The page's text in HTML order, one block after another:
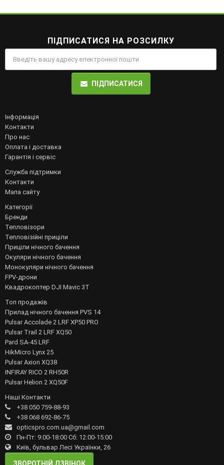
ПІДПИСАТИСЯ НА РОЗСИЛКУ
ПІДПИСАТИСЯ
Інформація
Контакти
Про нас
Оплата і доставка
Гарантія і сервіс
Служба підтримки
Контакти
Мапа сайту
Категорії
Бренди
Тепловізори
Тепловізійні приціли
Приціли нічного бачення
Окуляри нічного бачення
Монокуляри нічного бачення
FPV-дрони
Квадрокоптер DJI Mavic 3T
Топ продажів
Прилад нічного бачення PVS 14
Pulsar Accolade 2 LRF XP50 PRO
Pulsar Trail 2 LRF XQ50
Pard SA-45 LRF
HikMicro Lynx 25
Pulsar Axion XQ38
INFIRAY RICO 2 RH50R
Pulsar Helion 2 XQ50F
Наші Контакти
+38 050 759-88-93
+38 068 692-86-75
opticspro.com.ua@gmail.com
Пн-Пт: 9:00-18:00 Сб: 12:00-15:00
Київ, бульвар Лесі Українки, 26